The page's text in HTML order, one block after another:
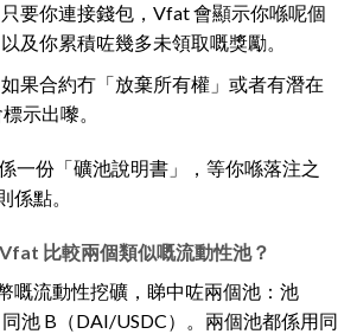
要你連接錢包，Vfat 會顯示你喺呢個
及你累積咗幾多未領取嘅獎勵。
果合約冇「放棄所有權」或者有潛在
示出嚟。
一份「礦池說明書」，等你喺落注之
係點。
比較兩個類似嘅流動性池？
嘅流動性挖礦，睇中咗兩個池：池
池 B（DAI/USDC）。兩個池都係用同